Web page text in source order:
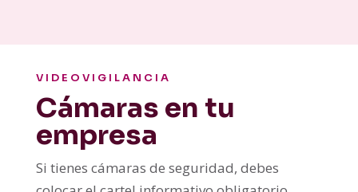
VIDEOVIGILANCIA
Cámaras en tu
empresa
Si tienes cámaras de seguridad, debes